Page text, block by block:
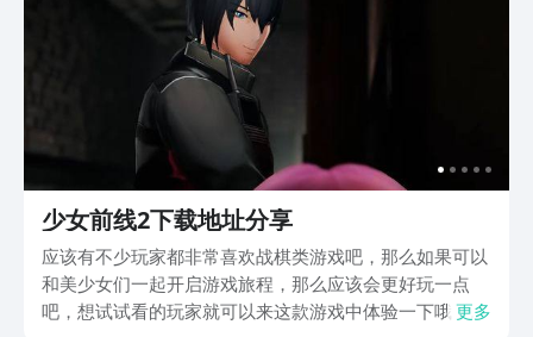
少女前线2下载地址分享
应该有不少玩家都非常喜欢战棋类游戏吧，那么如果可以
和美少女们一起开启游戏旅程，那么应该会更好玩一点
吧，想试试看的玩家就可以来这款游戏中体验一下哦，少
更多